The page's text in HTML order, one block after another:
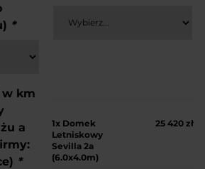
*
w km
a
*
1x Domek
Letniskowy
Sevilla 2a
(6.0x4.0m)
25 420 zł